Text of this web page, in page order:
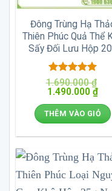
Đông Trùng Hạ
Thiên Phúc Quả Thể
Sấy Đối Lưu Hộp
Được xếp
hạng 55
1.690.000₫
Giá
là:
1.690.000 ₫.
1.490.000₫Giá
tại
là:
THÊM VÀO GIỎ